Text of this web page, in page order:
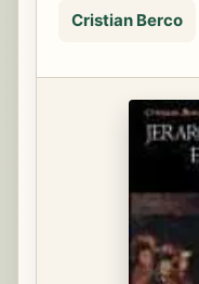
Cristian Berco